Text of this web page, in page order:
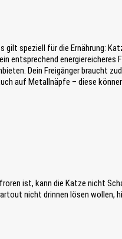
speziell für die Ernährung:
entsprechend energiereicheres
Dein Freigänger braucht
auf Metallnäpfe – diese
ist, kann die Katze nicht
nicht drinnen lösen wollen,